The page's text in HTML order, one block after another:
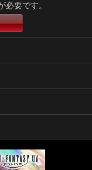
必要です。